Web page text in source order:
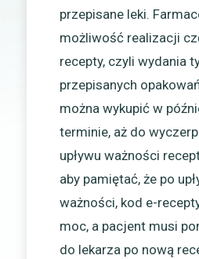
przepisane leki.
możliwość realizacji
recepty, czyli wydania
przepisanych
można wykupić w
terminie, aż do
upływu ważności
aby pamiętać, że po
ważności, kod e-
moc, a pacjent musi
do lekarza po nową